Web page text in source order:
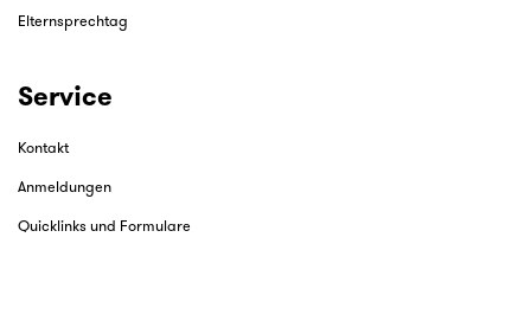
Elternsprechtag
Service
Kontakt
Anmeldungen
Quicklinks und Formulare